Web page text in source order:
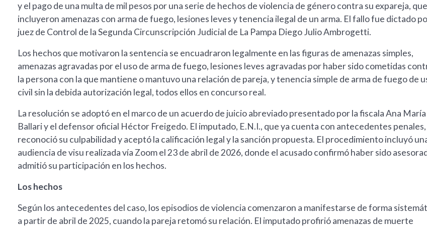
y el pago de una multa de mil pesos por una serie de hechos de violencia de género contra su expareja, que
incluyeron amenazas con arma de fuego, lesiones leves y tenencia ilegal de un arma. El fallo fue dictado
juez de Control de la Segunda Circunscripción Judicial de La Pampa Diego Julio Ambrogetti.
Los hechos que motivaron la sentencia se encuadraron legalmente en las figuras de amenazas simples,
amenazas agravadas por el uso de arma de fuego, lesiones leves agravadas por haber sido cometidas
la persona con la que mantiene o mantuvo una relación de pareja, y tenencia simple de arma de fuego de
civil sin la debida autorización legal, todos ellos en concurso real.
La resolución se adoptó en el marco de un acuerdo de juicio abreviado presentado por la fiscala Ana María
Ballari y el defensor oficial Héctor Freigedo. El imputado, E.N.I., que ya cuenta con antecedentes penales,
reconoció su culpabilidad y aceptó la calificación legal y la sanción propuesta. El procedimiento incluyó
audiencia de visu realizada vía Zoom el 23 de abril de 2026, donde el acusado confirmó haber sido
admitió su participación en los hechos.
Los hechos
Según los antecedentes del caso, los episodios de violencia comenzaron a manifestarse de forma
a partir de abril de 2025, cuando la pareja retomó su relación. El imputado profirió amenazas de muerte